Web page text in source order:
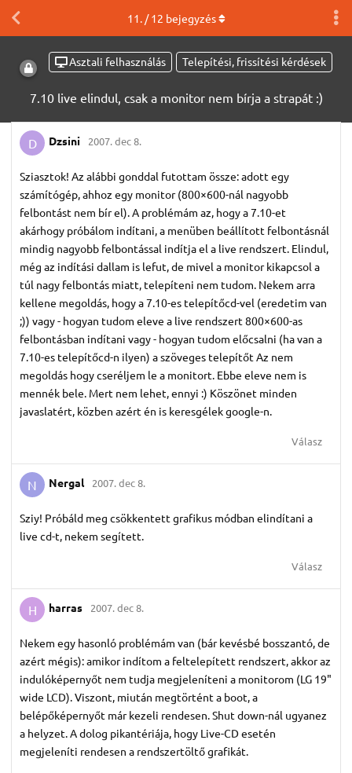
Asztali felhasználás Telepítési, frissítési kérdések
7.10 live elindul, csak a monitor nem bírja a strapát :)
11. /12 bejegyzés
D Dzsini 2007. dec 8.
Sziasztok! Az alábbi gonddal futottam össze: adott egy
számítógép, ahhoz egy monitor (800×600-nál nagyobb
felbontást nem bír el). A problémám az, hogy a 7.10-et
akárhogy próbálom indítani, a menüben beállított felbontásnál
mindig nagyobb felbontással indítja el a live rendszert. Elindul,
még az indítási dallam is lefut, de mivel a monitor kikapcsol a
túl nagy felbontás miatt, telepíteni nem tudom. Nekem arra
kellene megoldás, hogy a 7.10-es telepítőcd-vel (eredetim van
;)) vagy - hogyan tudom eleve a live rendszert 800×600-as
felbontásban indítani vagy - hogyan tudom előcsalni (ha van a
7.10-es telepítőcd-n ilyen) a szöveges telepítőt Az nem
megoldás hogy cseréljem le a monitort. Ebbe eleve nem is
mennék bele. Mert nem lehet, ennyi :) Köszönet minden
javaslatért, közben azért én is keresgélek google-n.
Válasz
N Nergal 2007. dec 8.
Sziy! Próbáld meg csökkentett grafikus módban elindítani a
live cd-t, nekem segített.
Válasz
H harras 2007. dec 8.
Nekem egy hasonló problémám van (bár kevésbé bosszantó, de
azért mégis): amikor indítom a feltelepített rendszert, akkor az
indulóképernyőt nem tudja megjeleníteni a monitorom (LG 19"
wide LCD). Viszont, miután megtörtént a boot, a
belépőképernyőt már kezeli rendesen. Shut down-nál ugyanez
a helyzet. A dolog pikantériája, hogy Live-CD esetén
megjeleníti rendesen a rendszertöltő grafikát.